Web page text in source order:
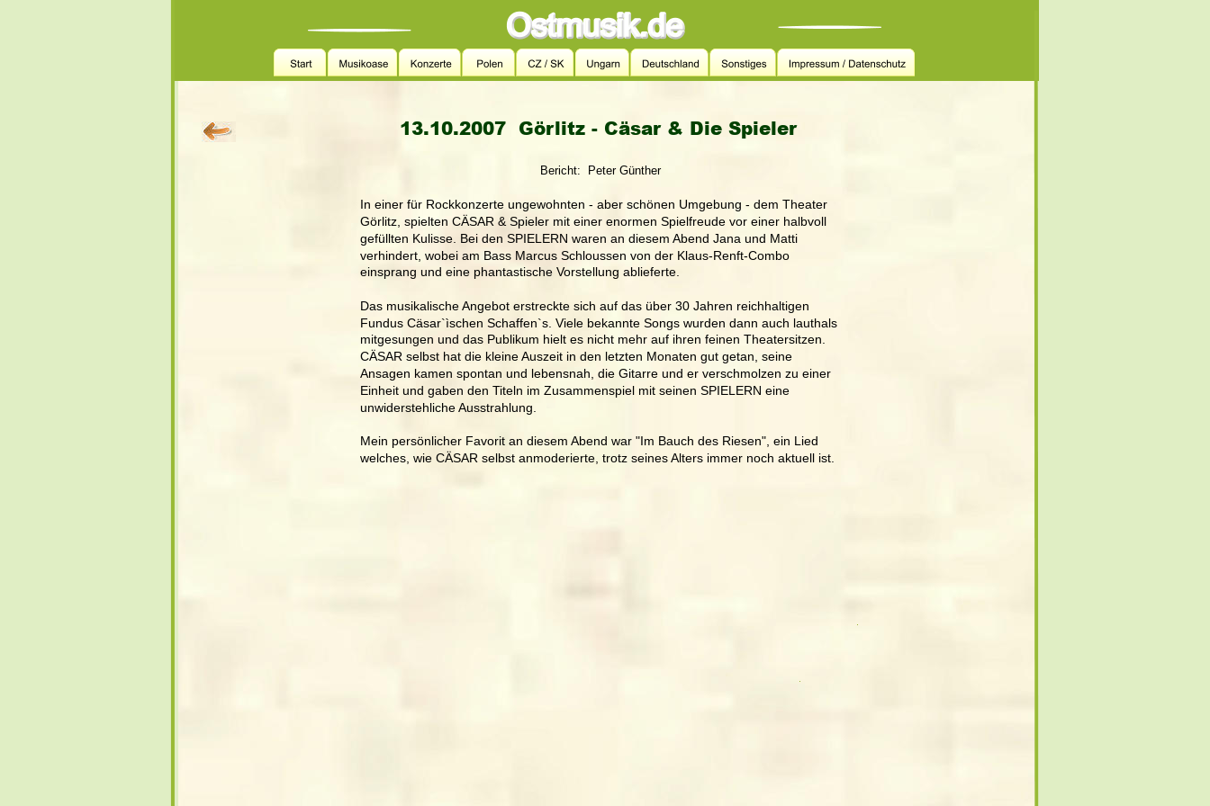
13.10.2007  Görlitz - Cäsar & Die Spieler
Bericht:  Peter Günther
In einer für Rockkonzerte ungewohnten - aber schönen Umgebung - dem Theater
Görlitz, spielten CÄSAR & Spieler mit einer enormen Spielfreude vor einer halbvoll
gefüllten Kulisse. Bei den SPIELERN waren an diesem Abend Jana und Matti
verhindert, wobei am Bass Marcus Schloussen von der Klaus-Renft-Combo
einsprang und eine phantastische Vorstellung ablieferte.
Das musikalische Angebot erstreckte sich auf das über 30 Jahren reichhaltigen
Fundus Cäsar`ìschen Schaffen`s. Viele bekannte Songs wurden dann auch lauthals
mitgesungen und das Publikum hielt es nicht mehr auf ihren feinen Theatersitzen.
CÄSAR selbst hat die kleine Auszeit in den letzten Monaten gut getan, seine
Ansagen kamen spontan und lebensnah, die Gitarre und er verschmolzen zu einer
Einheit und gaben den Titeln im Zusammenspiel mit seinen SPIELERN eine
unwiderstehliche Ausstrahlung.
Mein persönlicher Favorit an diesem Abend war "Im Bauch des Riesen", ein Lied
welches, wie CÄSAR selbst anmoderierte, trotz seines Alters immer noch aktuell ist.